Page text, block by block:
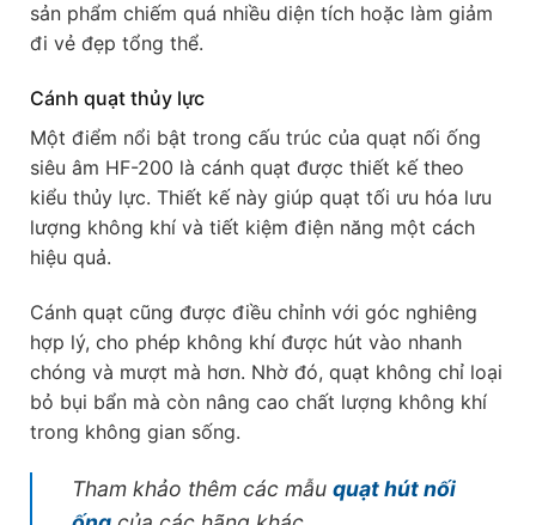
sản phẩm chiếm quá nhiều diện tích hoặc làm giảm
đi vẻ đẹp tổng thể.
Cánh quạt thủy lực
Một điểm nổi bật trong cấu trúc của quạt nối ống
siêu âm HF-200 là cánh quạt được thiết kế theo
kiểu thủy lực. Thiết kế này giúp quạt tối ưu hóa lưu
lượng không khí và tiết kiệm điện năng một cách
hiệu quả.
Cánh quạt cũng được điều chỉnh với góc nghiêng
hợp lý, cho phép không khí được hút vào nhanh
chóng và mượt mà hơn. Nhờ đó, quạt không chỉ loại
bỏ bụi bẩn mà còn nâng cao chất lượng không khí
trong không gian sống.
Tham khảo thêm các mẫu quạt hút nối